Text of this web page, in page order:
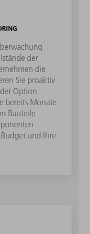
der
die
Sie proaktiv
Option
bereits Monate
Bauteile
und Ihre